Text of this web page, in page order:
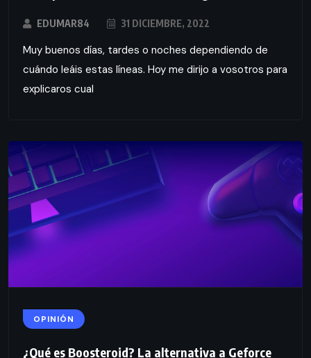
EDUMAR84 31 DICIEMBRE, 2022
Muy buenos días, tardes o noches dependiendo de
cuándo leáis estas líneas. Hoy me dirijo a vosotros para
explicaros cual
OPINIÓN
¿Qué es Boosteroid? La alternativa a Geforce